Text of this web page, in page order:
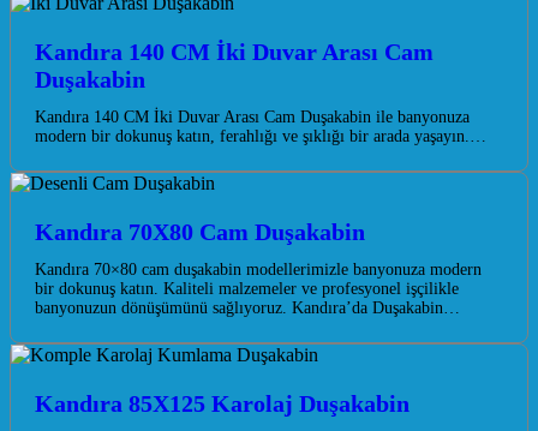
Kandıra 140 CM İki Duvar Arası Cam
Duşakabin
Kandıra 140 CM İki Duvar Arası Cam Duşakabin ile banyonuza
modern bir dokunuş katın, ferahlığı ve şıklığı bir arada yaşayın.…
Kandıra 70X80 Cam Duşakabin
Kandıra 70×80 cam duşakabin modellerimizle banyonuza modern
bir dokunuş katın. Kaliteli malzemeler ve profesyonel işçilikle
banyonuzun dönüşümünü sağlıyoruz. Kandıra’da Duşakabin…
Kandıra 85X125 Karolaj Duşakabin